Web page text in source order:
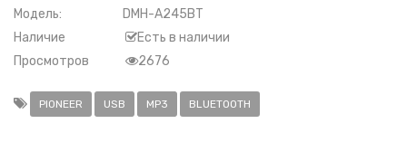
Модель:
DMH-A245BT
Наличие
Есть в наличии
Просмотров
2676
PIONEER USB MP3 BLUETOOTH